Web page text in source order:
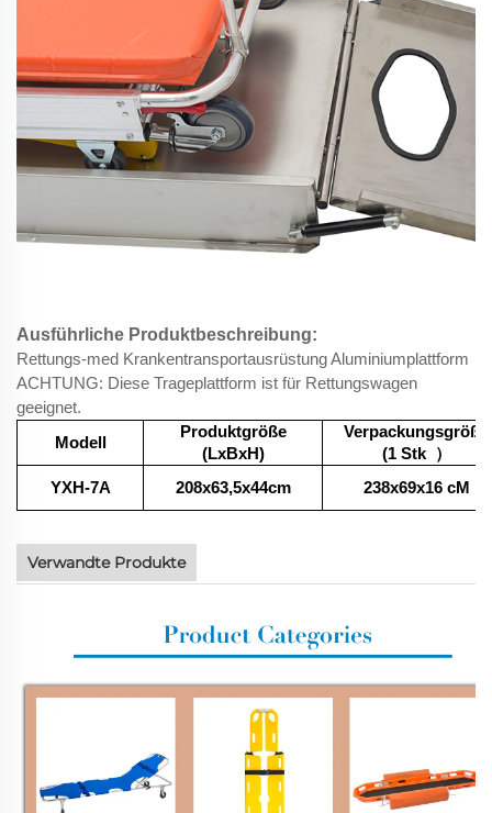
Ausführliche Produktbeschreibung:
Rettungs-med Krankentransportausrüstung Aluminiumplattform
ACHTUNG: Diese Trageplattform ist für Rettungswagen
geeignet.
Modell
Produktgröße
(LxBxH)
Verpackungsgröße
(1 Stk
）
YXH-7A
208x63,5x44cm 238x69x16 cM
Verwandte Produkte